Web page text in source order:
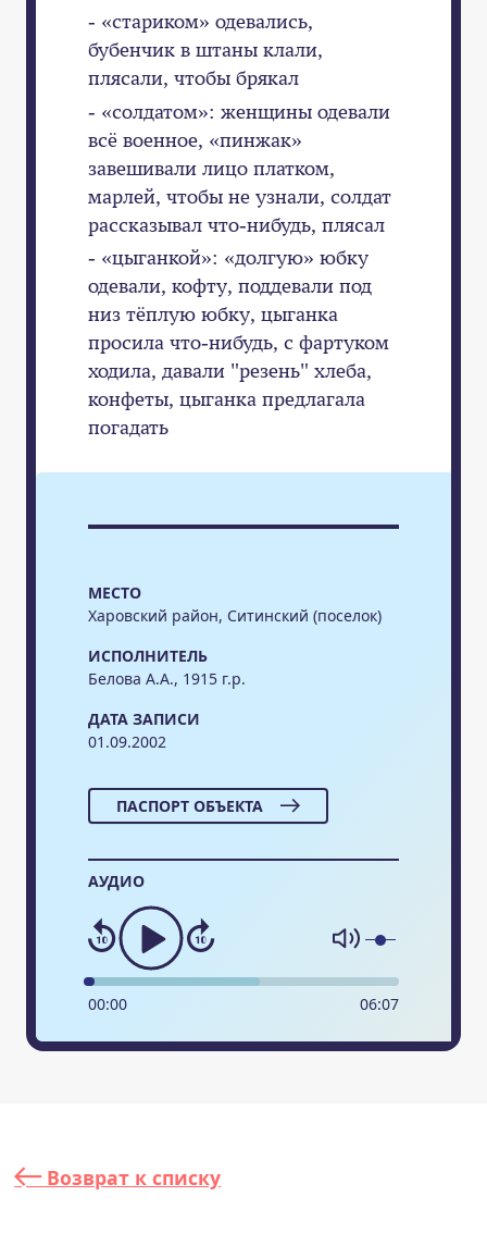
МЕСТО
Харовский район, Ситинский (поселок)
ИСПОЛНИТЕЛЬ
Белова А.А., 1915 г.р.
ДАТА ЗАПИСИ
01.09.2002
ПАСПОРТ ОБЪЕКТА
АУДИО
00:00 06:07
- «стариком» одевались,
бубенчик в штаны клали,
плясали, чтобы брякал
- «солдатом»: женщины одевали
всё военное, «пинжак»
завешивали лицо платком,
марлей, чтобы не узнали, солдат
рассказывал что-нибудь, плясал
- «цыганкой»: «долгую» юбку
одевали, кофту, поддевали под
низ тёплую юбку, цыганка
просила что-нибудь, с фартуком
ходила, давали "резень" хлеба,
конфеты, цыганка предлагала
погадать
Возврат к списку